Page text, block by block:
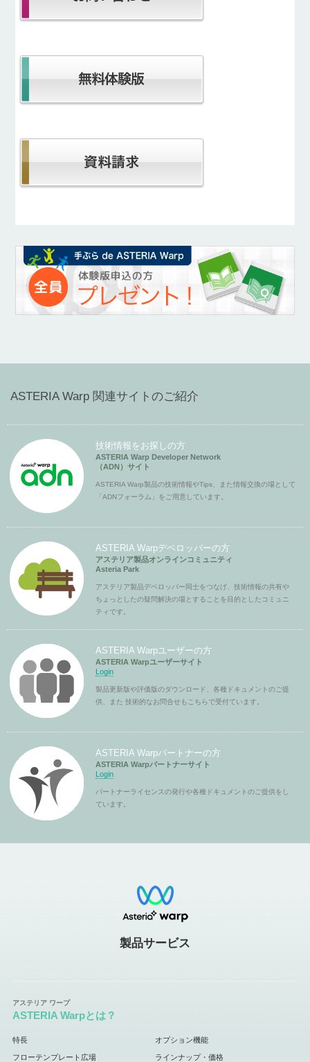
ASTERIA Warp 関連サイトのご紹介
技術情報をお探しの方
ASTERIA Warp Developer Network
（ADN）サイト
ASTERIA Warp製品の技術情報やTips、また情報交換の場として
「ADNフォーラム」をご用意しています。
ASTERIA Warpデベロッパーの方
アステリア製品オンラインコミュニティ
Asteria Park
アステリア製品デベロッパー同士をつなげ、技術情報の共有や
ちょっとしたの疑問解決の場とすることを目的としたコミュニ
ティです。
ASTERIA Warpユーザーの方
ASTERIA Warpユーザーサイト
Login
製品更新版や評価版のダウンロード、各種ドキュメントのご提
供、また 技術的なお問合せもこちらで受付ています。
ASTERIA Warpパートナーの方
ASTERIA Warpパートナーサイト
Login
パートナーライセンスの発行や各種ドキュメントのご提供をし
ています。
製品サービス
ASTERIA Warpとは？
特長 オプション機能
フローテンプレート広場 ラインナップ・価格